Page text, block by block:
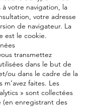
à votre navigation, la
votre adresse
de navigateur. La
est le cookie.
transmettez
dans le but de
ou dans le cadre de la
faites. Les
» sont collectées
(en enregistrant des